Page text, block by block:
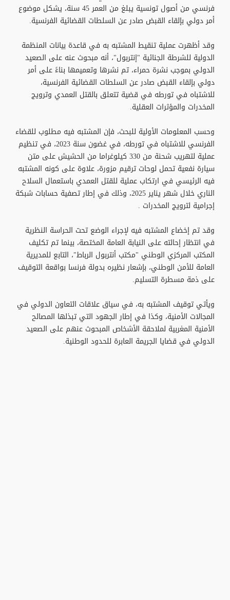
فرنسي من أصول تونسية يبلغ من العمر 45 سنة، يشكل موضوع
أمر دولي بإلقاء القبض صادر عن السلطات القضائية الفرنسية.
وقد أظهرت عملية تنقيط المشتبه به في قاعدة بيانات المنظمة
الدولية للشرطة الجنائية "إنتربول"، أنه مبحوث عنه على الصعيد
الدولي بموجب نشرة حمراء، تم نشرها وتعميمها بناءً على أمر
دولي بإلقاء القبض صادر عن السلطات القضائية الفرنسية،
للاشتباه في تورطه في قضية تتعلق بالقتل العمدي وترويج
المخدرات والمؤثرات العقلية.
وحسب المعلومات الأولية للبحث، فإن المشتبه فيه مطلوب للقضاء
الفرنسي للاشتباه في تورطه، في غضون سنة 2023، في تنظيم
عملية لتهريب شحنة من 330 كيلوغراما من الحشيش على متن
سيارة نفعية تحمل لوحات ترقيم مزورة، علاوة على كونه المشتبه
فيه الرئيسي في ارتكاب عملية للقتل العمدي باستعمال السلاح
الناري خلال شهر يناير 2025، وذلك في إطار تصفية حسابات شبكة
إجرامية لترويج المخدرات .
وقد تم إخضاع المشتبه فيه لإجراء الوضع تحت الحراسة النظرية
في انتظار إحالته على النيابة العامة المختصة، بينما تم تكليف
المكتب المركزي الوطني "مكتب أنتربول الرباط"، التابع للمديرية
العامة للأمن الوطني، بإشعار نظيره بدولة فرنسا بواقعة التوقيف
على ذمة مسطرة التسليم.
ويأتي توقيف المشتبه به، في سياق علاقات التعاون الدولي في
المجالات الأمنية، وكذا في إطار الجهود التي تبذلها المصالح
الأمنية المغربية لملاحقة الأشخاص المبحوث عنهم على الصعيد
الدولي في قضايا الجريمة العابرة للحدود الوطنية.